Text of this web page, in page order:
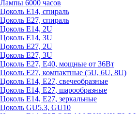
Лампы 6000 часов
Цоколь Е14, спираль
Цоколь Е27, спираль
Цоколь Е14, 2U
Цоколь Е14, 3U
Цоколь Е27, 2U
Цоколь Е27, 3U
Цоколь Е27, Е40, мощные от 36Вт
Цоколь Е27, компактные (5U, 6U, 8U)
Цоколь Е14, Е27, свечеобразные
Цоколь Е14, Е27, шарообразные
Цоколь Е14, Е27, зеркальные
Цоколь GU5.3, GU10